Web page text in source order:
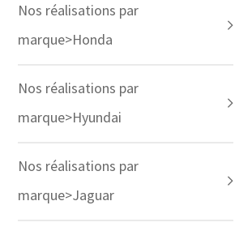
Nos réalisations par
marque>Honda
Nos réalisations par
marque>Hyundai
Nos réalisations par
marque>Jaguar